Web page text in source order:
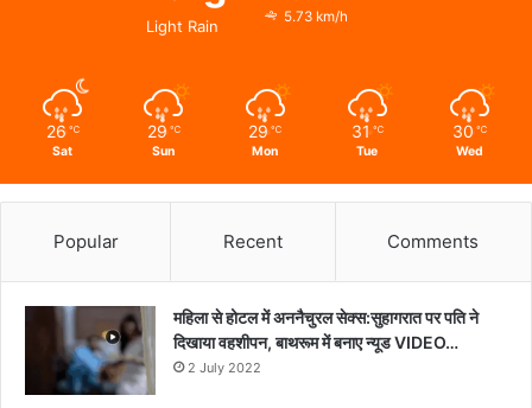
Light Rain
5.73 km/h
26 ℃
Sat
29 ℃
Sun
29 ℃
Mon
31 ℃
Tue
30 ℃
Wed
Popular Recent Comments
महिला से होटल में अननैचुरल सेक्स:सुहागरात पर पति ने
दिखाया वहशीपन, बाथरूम में बनाए न्यूड VIDEO…
2 July 2022